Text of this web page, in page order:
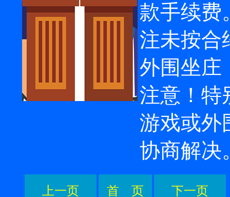
款手续费
注未按合
外围坐庄
注意！特
游戏或外
协商解决
上一页 首 页 下一页